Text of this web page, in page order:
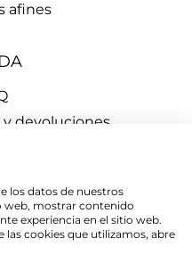
afines
devoluciones
los datos de nuestros
web, mostrar contenido
experiencia en el sitio web.
cookies que utilizamos, abre